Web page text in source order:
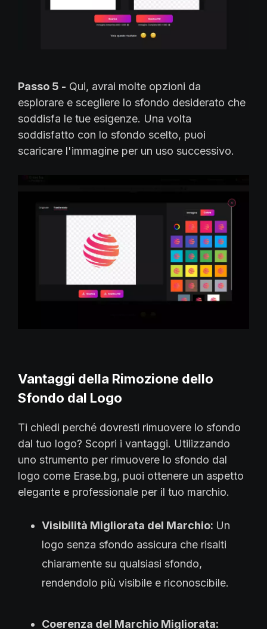
Passo 5 - Qui, avrai molte opzioni da
esplorare e scegliere lo sfondo desiderato che
soddisfa le tue esigenze. Una volta
soddisfatto con lo sfondo scelto, puoi
scaricare l'immagine per un uso successivo.
Vantaggi della Rimozione dello
Sfondo dal Logo
Ti chiedi perché dovresti rimuovere lo sfondo
dal tuo logo? Scopri i vantaggi. Utilizzando
uno strumento per rimuovere lo sfondo dal
logo come Erase.bg, puoi ottenere un aspetto
elegante e professionale per il tuo marchio.
Visibilità Migliorata del Marchio: Un
logo senza sfondo assicura che risalti
chiaramente su qualsiasi sfondo,
rendendolo più visibile e riconoscibile.
Coerenza del Marchio Migliorata: